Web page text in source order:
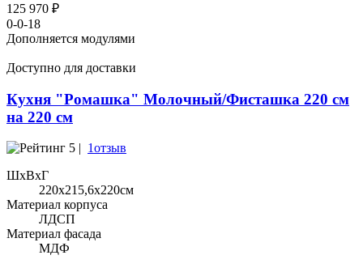
125 970 ₽
0-0-18
Дополняется модулями
Доступно для доставки
Кухня "Ромашка" Молочный/Фисташка 220 см
на 220 см
5 | 1отзыв
ШхВхГ
220x215,6х220см
Материал корпуса
ЛДСП
Материал фасада
МДФ